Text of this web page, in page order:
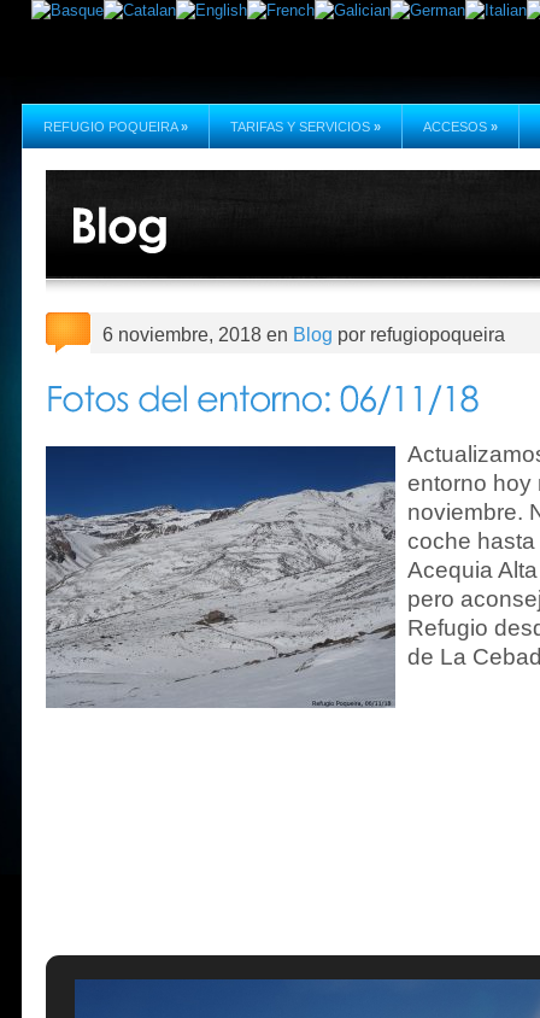
REFUGIO POQUEIRA » TARIFAS Y SERVICIOS » ACCESOS »
6 noviembre, 2018 en Blog por refugiopoqueira
entorno hoy
noviembre.
coche hasta
Acequia
pero
Refugio
de La